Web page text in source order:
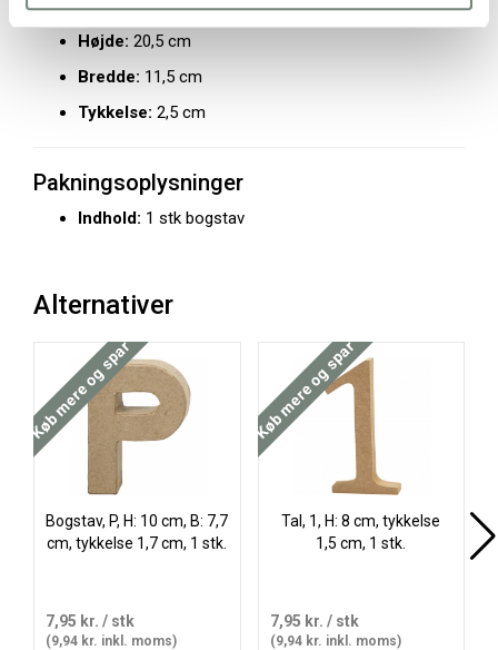
Materiale:Papmaché
Højde: 20,5 cm
Bredde: 11,5 cm
Tykkelse: 2,5 cm
Pakningsoplysninger
Indhold: 1 stk bogstav
Alternativer
Køb mere og spar
Bogstav, P, H: 10 cm, B: 7,7
cm, tykkelse 1,7 cm, 1 stk.
7,95 kr. / stk
(9,94 kr. inkl. moms)
Køb mere og spar
Tal, 1, H: 8 cm, tykkelse
1,5 cm, 1 stk.
7,95 kr. / stk
(9,94 kr. inkl. moms)